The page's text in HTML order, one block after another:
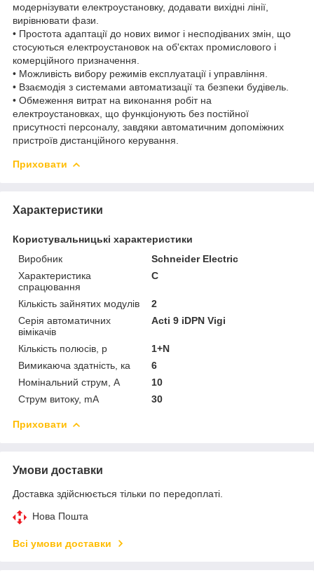
модернізувати електроустановку, додавати вихідні лінії,
вирівнювати фази.
• Простота адаптації до нових вимог і несподіваних змін, що
стосуються електроустановок на об'єктах промислового і
комерційного призначення.
• Можливість вибору режимів експлуатації і управління.
• Взаємодія з системами автоматизації та безпеки будівель.
• Обмеження витрат на виконання робіт на
електроустановках, що функціонують без постійної
присутності персоналу, завдяки автоматичним допоміжних
пристроїв дистанційного керування.
Приховати
Характеристики
Користувальницькі характеристики
Виробник
Schneider Electric
Характеристика
спрацювання
C
Кількість зайнятих модулів
2
Серія автоматичних
вімікачів
Acti 9 iDPN Vigi
Кількість полюсів, p
1+N
Вимикаюча здатність, ка
6
Номінальний струм, A
10
Струм витоку, mA
30
Приховати
Умови доставки
Доставка здійснюється тільки по передоплаті.
Нова Пошта
Всі умови доставки